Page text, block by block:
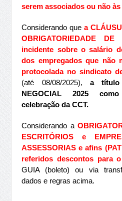
serem associados ou não
Considerando que a
OBRIGATORIEDADE
incidente sobre o salário
dos empregados que não
protocolada no sindicato
(até 08/08/2025), a título
NEGOCIAL 2025
celebração da CCT.
Considerando a
ESCRITÓRIOS e
ASSESSORIAS e afins
referidos descontos para o
GUIA (boleto) ou via
dados e regras acima.